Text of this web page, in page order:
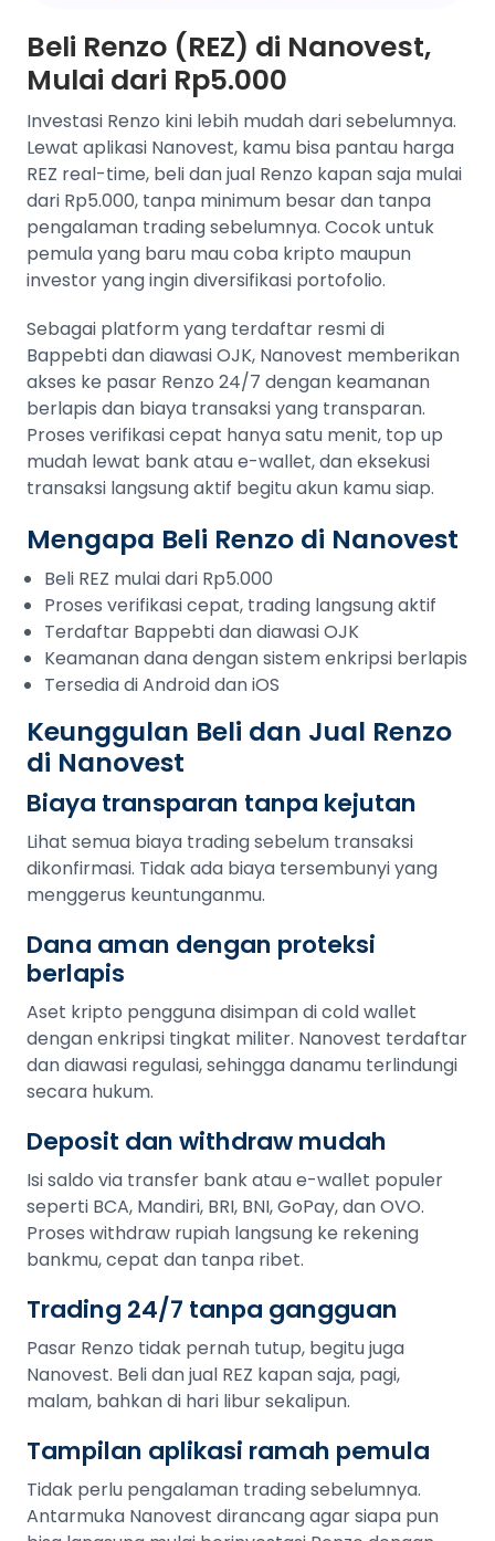
Beli Renzo (REZ) di Nanovest,
Mulai dari Rp5.000
Investasi Renzo kini lebih mudah dari sebelumnya.
Lewat aplikasi Nanovest, kamu bisa pantau harga
REZ real-time, beli dan jual Renzo kapan saja mulai
dari Rp5.000, tanpa minimum besar dan tanpa
pengalaman trading sebelumnya. Cocok untuk
pemula yang baru mau coba kripto maupun
investor yang ingin diversifikasi portofolio.
Sebagai platform yang terdaftar resmi di
Bappebti dan diawasi OJK, Nanovest memberikan
akses ke pasar Renzo 24/7 dengan keamanan
berlapis dan biaya transaksi yang transparan.
Proses verifikasi cepat hanya satu menit, top up
mudah lewat bank atau e-wallet, dan eksekusi
transaksi langsung aktif begitu akun kamu siap.
Mengapa Beli Renzo di Nanovest
Beli REZ mulai dari Rp5.000
Proses verifikasi cepat, trading langsung aktif
Terdaftar Bappebti dan diawasi OJK
Keamanan dana dengan sistem enkripsi berlapis
Tersedia di Android dan iOS
Keunggulan Beli dan Jual Renzo
di Nanovest
Biaya transparan tanpa kejutan
Lihat semua biaya trading sebelum transaksi
dikonfirmasi. Tidak ada biaya tersembunyi yang
menggerus keuntunganmu.
Dana aman dengan proteksi
berlapis
Aset kripto pengguna disimpan di cold wallet
dengan enkripsi tingkat militer. Nanovest terdaftar
dan diawasi regulasi, sehingga danamu terlindungi
secara hukum.
Deposit dan withdraw mudah
Isi saldo via transfer bank atau e-wallet populer
seperti BCA, Mandiri, BRI, BNI, GoPay, dan OVO.
Proses withdraw rupiah langsung ke rekening
bankmu, cepat dan tanpa ribet.
Trading 24/7 tanpa gangguan
Pasar Renzo tidak pernah tutup, begitu juga
Nanovest. Beli dan jual REZ kapan saja, pagi,
malam, bahkan di hari libur sekalipun.
Tampilan aplikasi ramah pemula
Tidak perlu pengalaman trading sebelumnya.
Antarmuka Nanovest dirancang agar siapa pun